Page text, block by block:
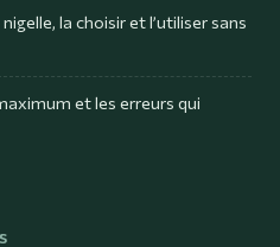
la choisir et l’utiliser sans
et les erreurs qui